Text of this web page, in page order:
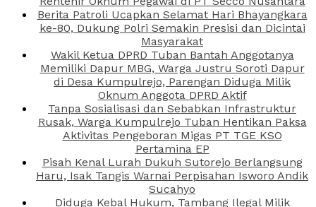
Berita Patroli Ucapkan Selamat Hari Bhayangkara
ke-80, Dukung Polri Semakin Presisi dan Dicintai
Masyarakat
Wakil Ketua DPRD Tuban Bantah Anggotanya
Memiliki Dapur MBG, Warga Justru Soroti Dapur
di Desa Kumpulrejo, Parengan Diduga Milik
Oknum Anggota DPRD Aktif
Tanpa Sosialisasi dan Sebabkan Infrastruktur
Rusak, Warga Kumpulrejo Tuban Hentikan Paksa
Aktivitas Pengeboran Migas PT TGE KSO
Pertamina EP
Pisah Kenal Lurah Dukuh Sutorejo Berlangsung
Haru, Isak Tangis Warnai Perpisahan Isworo Andik
Sucahyo
Diduga Kebal Hukum, Tambang Ilegal Milik